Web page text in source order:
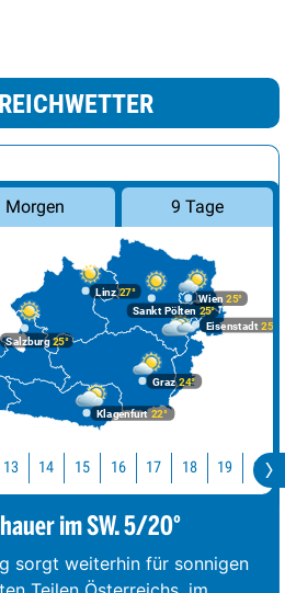
Morgen 9 Tage
Graz24°
Klagenfurt 22°
Linz27°
Salzburg25°
Wien 25°
Eisenstadt 25°
Sankt Pölten 25°
13 14 15 16 17 18 19 20
im SW. 5/20°
sorgt weiterhin für sonnigen